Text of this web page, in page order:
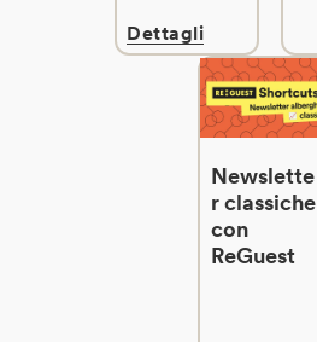
Dettagli
Newslette
r classiche
con
ReGuest